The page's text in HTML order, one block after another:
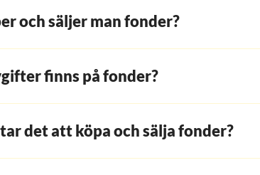
och säljer man fonder?
finns på fonder?
det att köpa och sälja fonder?